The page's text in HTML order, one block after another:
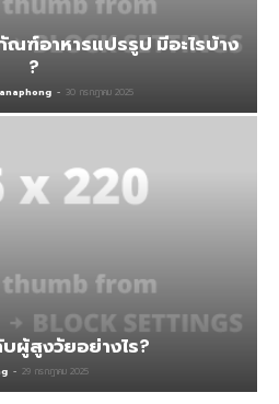
ฑ์อาหารแปรรูป มีอะไรบ้าง
?
- 30 กรกฎาคม 2025
บผู้สูงวัยอย่างไร?
- 29 กรกฎาคม 2025